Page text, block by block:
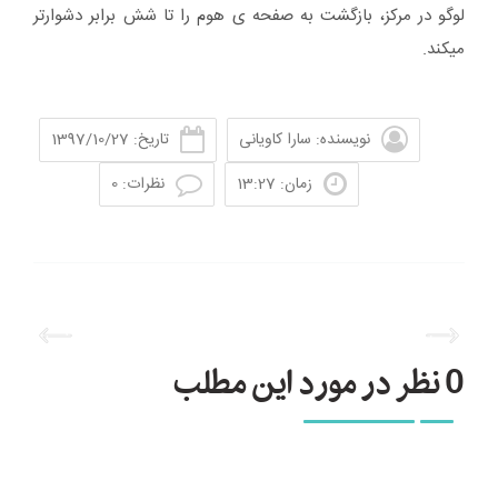
لوگو در مرکز، بازگشت به صفحه ی هوم را تا شش برابر دشوارتر
میکند.
نویسنده: سارا کاویانی
تاریخ: 1397/10/27
زمان: 13:27
نظرات: 0
0 نظر در مورد این مطلب